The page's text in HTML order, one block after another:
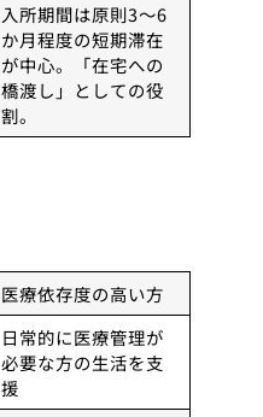
入所期間は原則3〜6
か月程度の短期滞在
が中心。「在宅への
橋渡し」としての役
割。
医療依存度の高い方
日常的に医療管理が
必要な方の生活を支
援